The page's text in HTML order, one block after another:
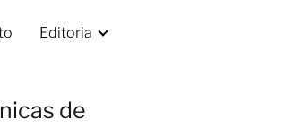
Editoria
de